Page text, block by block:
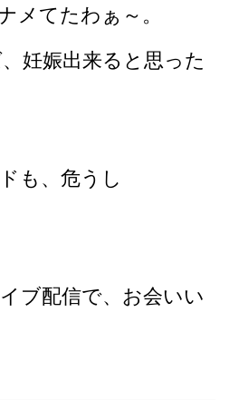
メてたわぁ～。
妊娠出来ると思った
も、危うし
ブ配信で、お会いい